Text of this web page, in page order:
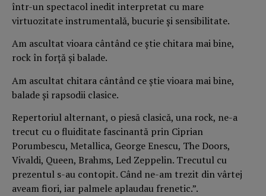
într-un spectacol inedit interpretat cu mare
virtuozitate instrumentală, bucurie și sensibilitate.
Am ascultat vioara cântând ce știe chitara mai bine,
rock în forță și balade.
Am ascultat chitara cântând ce știe vioara mai bine,
balade și rapsodii clasice.
Repertoriul alternant, o piesă clasică, una rock, ne-a
trecut cu o fluiditate fascinantă prin Ciprian
Porumbescu, Metallica, George Enescu, The Doors,
Vivaldi, Queen, Brahms, Led Zeppelin. Trecutul cu
prezentul s-au contopit. Când ne-am trezit din vârtej
aveam fiori, iar palmele aplaudau frenetic.”.